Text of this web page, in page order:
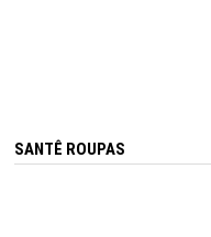
SANTÊ ROUPAS